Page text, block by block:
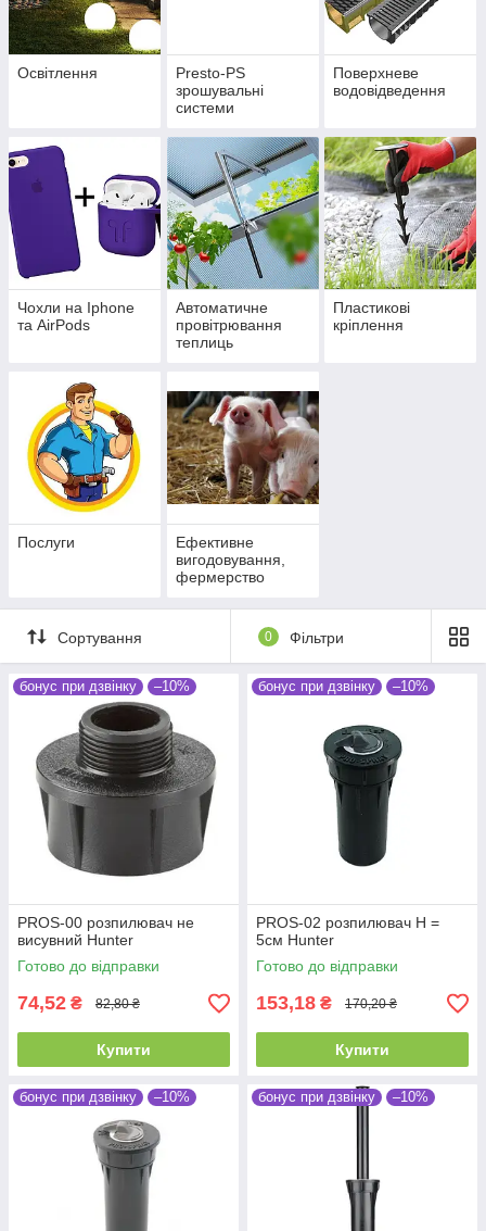
Освітлення
Presto-PS
зрошувальні
системи
Поверхневе
водовідведення
Чохли на Iphone
та AirPods
Автоматичне
провітрювання
теплиць
Пластикові
кріплення
Послуги
Ефективне
вигодовування,
фермерство
Сортування 0 Фільтри
бонус при дзвінку –10%
PROS-00 розпилювач не
висувний Hunter
Готово до відправки
74,52 ₴ 82,80 ₴
Купити
бонус при дзвінку –10%
PROS-02 розпилювач Н =
5см Hunter
Готово до відправки
153,18 ₴ 170,20 ₴
Купити
бонус при дзвінку –10% бонус при дзвінку –10%